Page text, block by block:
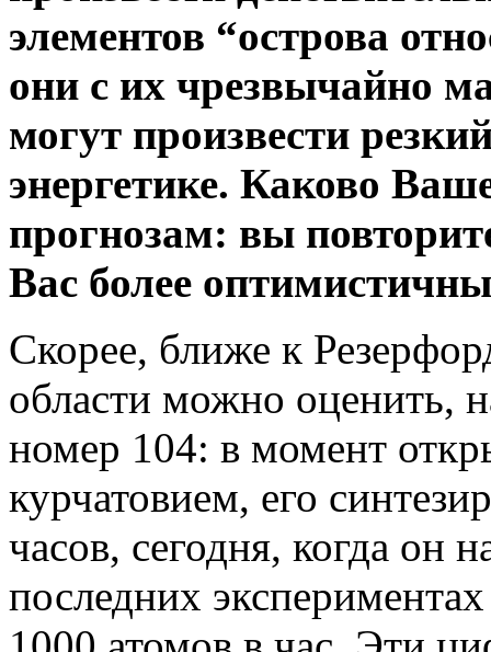
элементов “острова
они с их чрезвычайно
могут произвести
энергетике. Каково
прогнозам: вы
Вас более
Скорее, ближе к
области можно оценить,
номер 104: в момент
курчатовием, его
часов, сегодня, когда он
последних